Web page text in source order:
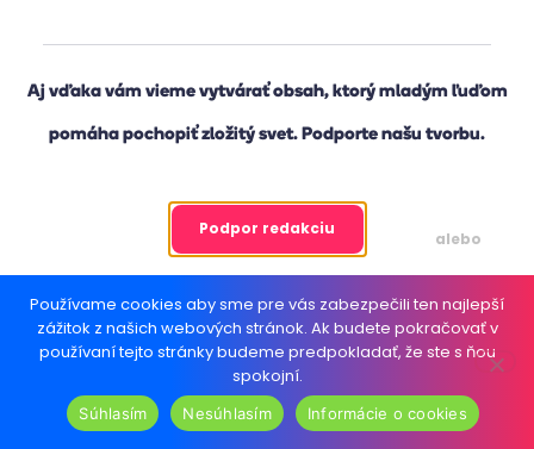
Používame cookies aby sme pre vás zabezpečili ten najlepší
zážitok z našich webových stránok. Ak budete pokračovať v
používaní tejto stránky budeme predpokladať, že ste s ňou
spokojní.
Súhlasím Nesúhlasím Informácie o cookies
Aj vďaka vám vieme vytvárať obsah, ktorý mladým ľuďom
pomáha pochopiť zložitý svet. Podporte našu tvorbu.
Podpor redakciu alebo
Načítať článok ďalej